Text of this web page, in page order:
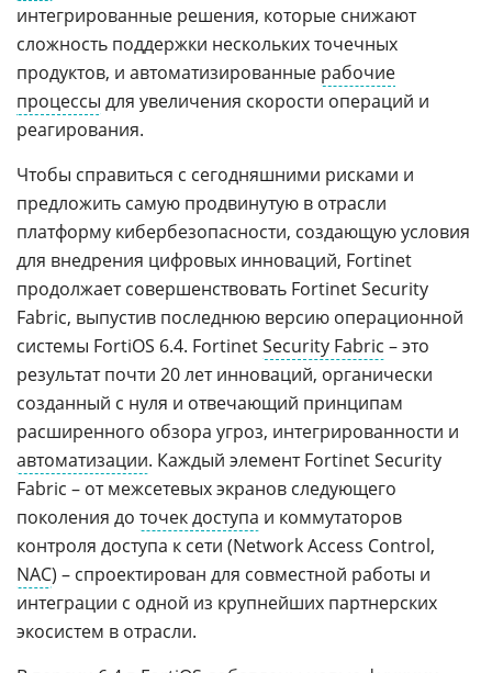
интегрированные решения, которые снижают
сложность поддержки нескольких точечных
продуктов, и автоматизированные рабочие
процессы для увеличения скорости операций и
реагирования.
Чтобы справиться с сегодняшними рисками и
предложить самую продвинутую в отрасли
платформу кибербезопасности, создающую условия
для внедрения цифровых инноваций, Fortinet
продолжает совершенствовать Fortinet Security
Fabric, выпустив последнюю версию операционной
системы FortiOS 6.4. FortinetSecurity Fabric – это
результат почти 20 лет инноваций, органически
созданный с нуля и отвечающий принципам
расширенного обзора угроз, интегрированности и
автоматизации. Каждый элемент Fortinet Security
Fabric – от межсетевых экранов следующего
поколения до точек доступа и коммутаторов
контроля доступа к сети (Network Access Control,
NAC) – спроектирован для совместной работы и
интеграции с одной из крупнейших партнерских
экосистем в отрасли.